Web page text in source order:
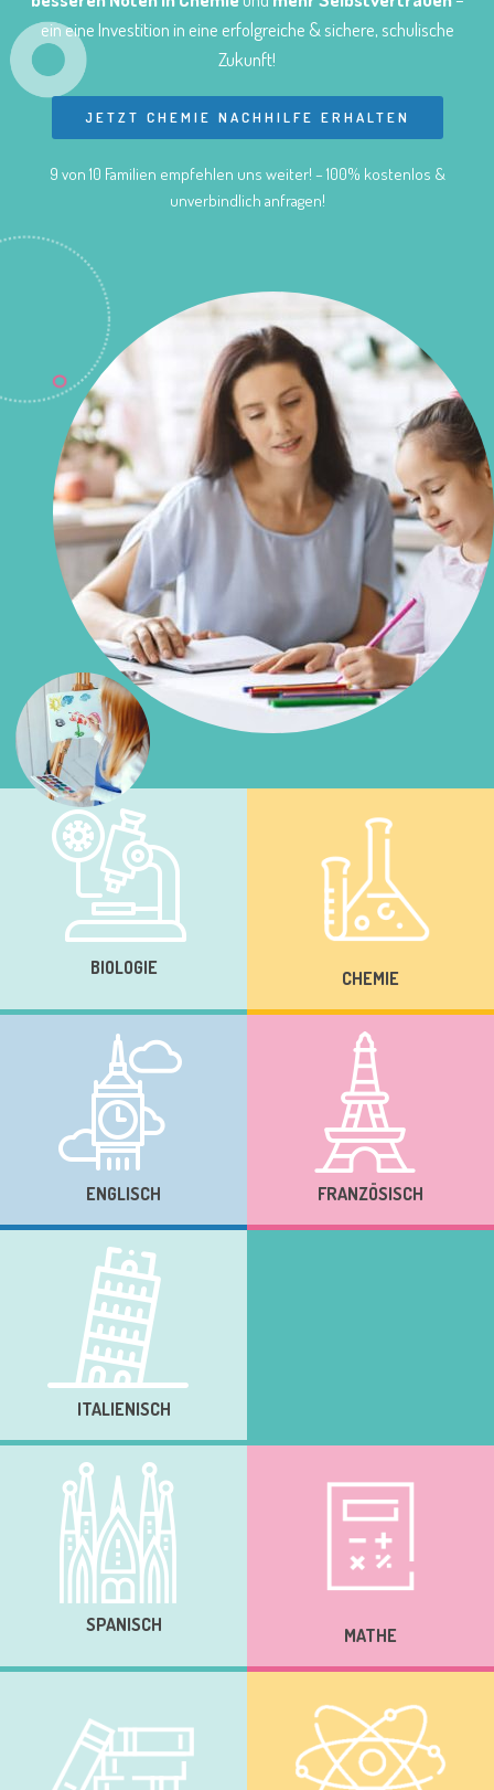
ein eine Investition in eine erfolgreiche & sichere, schulische
Zukunft!
JETZT CHEMIE NACHHILFE ERHALTEN
9 von 10 Familien empfehlen uns weiter! – 100% kostenlos &
unverbindlich anfragen!
BIOLOGIE CHEMIE
ENGLISCH FRANZÖSISCH
ITALIENISCH
SPANISCH MATHE